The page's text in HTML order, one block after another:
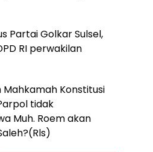
Partai Golkar Sulsel,
RI perwakilan
Konstitusi
tidak
Muh. Roem akan